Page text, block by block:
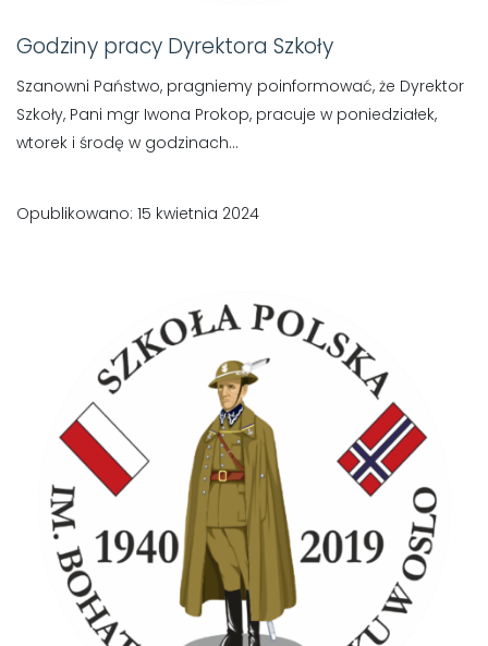
Godziny pracy Dyrektora Szkoły
Szanowni Państwo, pragniemy poinformować, że Dyrektor
Szkoły, Pani mgr Iwona Prokop, pracuje w poniedziałek,
wtorek i środę w godzinach...
Opublikowano: 15 kwietnia 2024